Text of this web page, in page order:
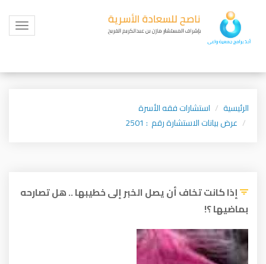
Toggle
الرئيسية
استشارات فقه الأسرة
عرض بيانات الاستشارة رقم : 2501
إذا كانت تخاف أن يصل الخبر إلى خطيبها .. هل تصارحه
بماضيها ؟!